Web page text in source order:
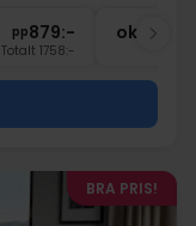
pp879:-
Totalt 1758:-
okt
BRA PRIS!